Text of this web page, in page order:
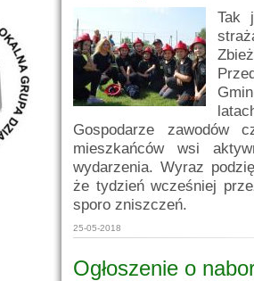
Tak
Gospodarze zawodów
mieszkańców wsi
wydarzenia. Wyraz
że tydzień wcześniej
sporo zniszczeń.
25-05-2018
Ogłoszenie o